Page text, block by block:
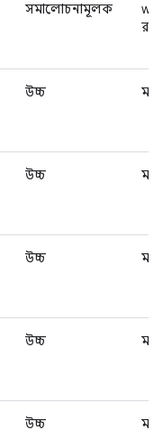
সমালোচনামূলক
উচ্চ
উচ্চ
উচ্চ
উচ্চ
উচ্চ